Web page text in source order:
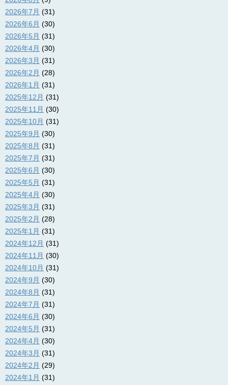
2026年7月 (31)
2026年6月 (30)
2026年5月 (31)
2026年4月 (30)
2026年3月 (31)
2026年2月 (28)
2026年1月 (31)
2025年12月 (31)
2025年11月 (30)
2025年10月 (31)
2025年9月 (30)
2025年8月 (31)
2025年7月 (31)
2025年6月 (30)
2025年5月 (31)
2025年4月 (30)
2025年3月 (31)
2025年2月 (28)
2025年1月 (31)
2024年12月 (31)
2024年11月 (30)
2024年10月 (31)
2024年9月 (30)
2024年8月 (31)
2024年7月 (31)
2024年6月 (30)
2024年5月 (31)
2024年4月 (30)
2024年3月 (31)
2024年2月 (29)
2024年1月 (31)